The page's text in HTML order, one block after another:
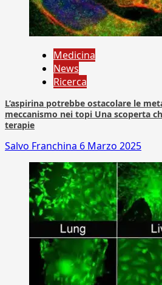
Medicina
News
Ricerca
L’aspirina potrebbe ostacolare le
meccanismo nei topi Una scoperta
terapie
Salvo Franchina 6 Marzo 2025